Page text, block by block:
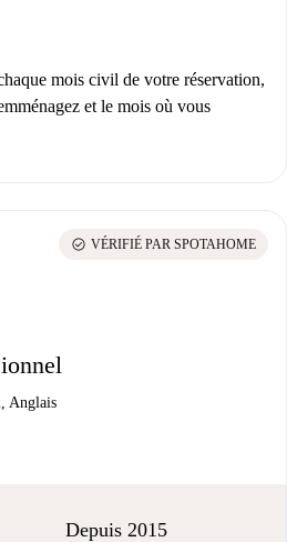
mois civil de votre réservation,
et le mois où vous
Anglais
check_circle VÉRIFIÉ PAR SPOTAHOME
Depuis 2015